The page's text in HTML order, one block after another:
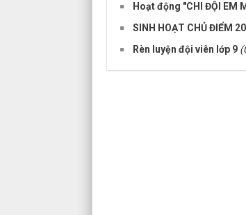
Hoạt động "CHI ĐỘI EM
SINH HOẠT CHỦ ĐIỂM
Rèn luyện đội viên lớp 9